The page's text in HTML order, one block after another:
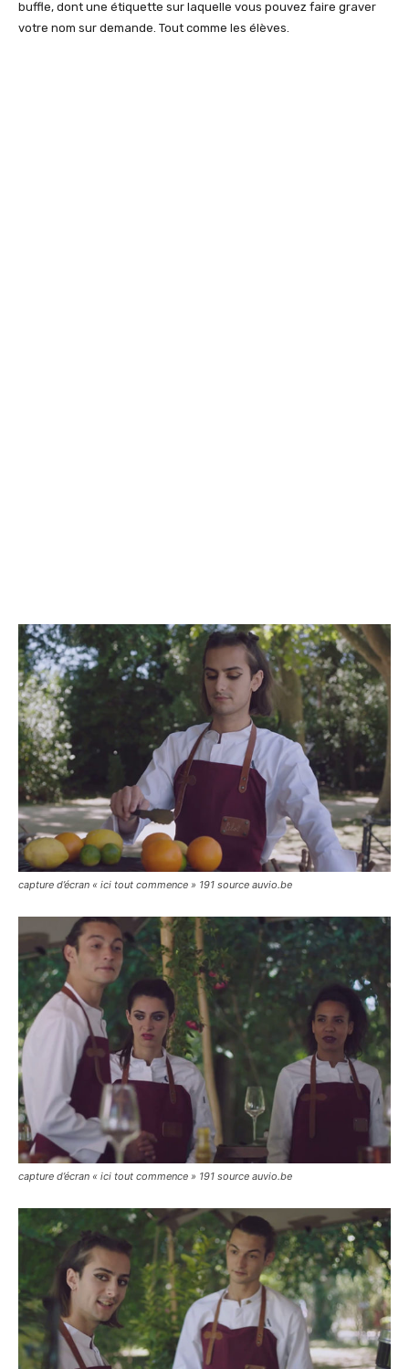
buffle, dont une étiquette sur laquelle vous pouvez faire graver
votre nom sur demande. Tout comme les élèves.
capture d’écran « ici tout commence » 191 source auvio.be
capture d’écran « ici tout commence » 191 source auvio.be